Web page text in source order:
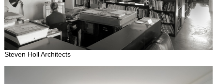
Steven Holl Architects